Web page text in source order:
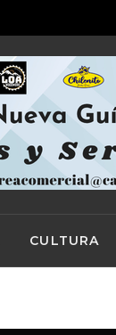
CULTURA